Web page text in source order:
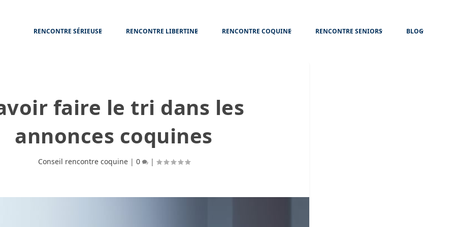
RENCONTRE SÉRIEUSE RENCONTRE LIBERTINE RENCONTRE COQUINE RENCONTRE SENIORS BLOG
faire le tri dans les
annonces coquines
Conseil rencontre coquine| 0 |